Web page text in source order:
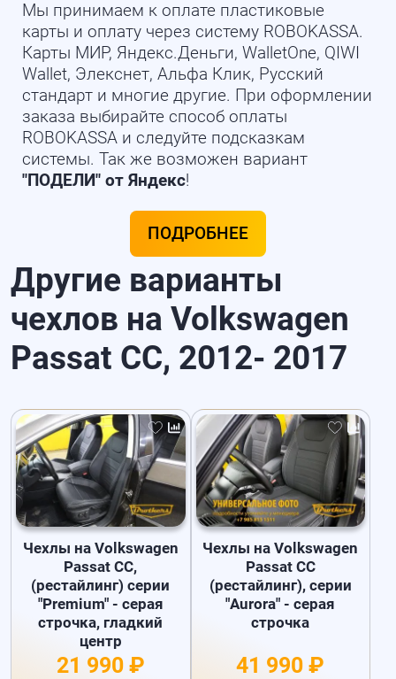
Мы принимаем к оплате пластиковые
карты и оплату через систему ROBOKASSA.
Карты МИР, Яндекс.Деньги, WalletOne, QIWI
Wallet, Элекснет, Альфа Клик, Русский
стандарт и многие другие. При оформлении
заказа выбирайте способ оплаты
ROBOKASSA и следуйте подсказкам
системы. Так же возможен вариант
"ПОДЕЛИ" от Яндекс!
ПОДРОБНЕЕ
Другие варианты
чехлов на Volkswagen
Passat CC, 2012- 2017
Чехлы на Volkswagen
Passat CC,
(рестайлинг) серии
"Premium" - серая
строчка, гладкий
центр
21 990 ₽
Чехлы на Volkswagen
Passat CC
(рестайлинг), серии
"Aurora" - серая
строчка
41 990 ₽